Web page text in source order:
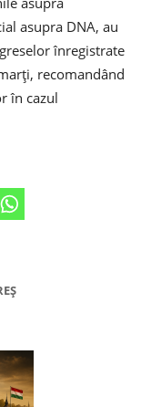
asupra DNA, au
înregistrate
recomandând
în cazul